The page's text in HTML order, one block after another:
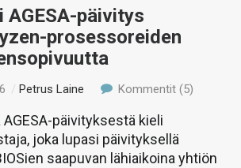
AGESA-päivitys
prosessoreiden
/ Petrus Laine Kommentit (5)
päivityksestä kieli
joka lupasi päivityksellä
saapuvan lähiaikoina yhtiön